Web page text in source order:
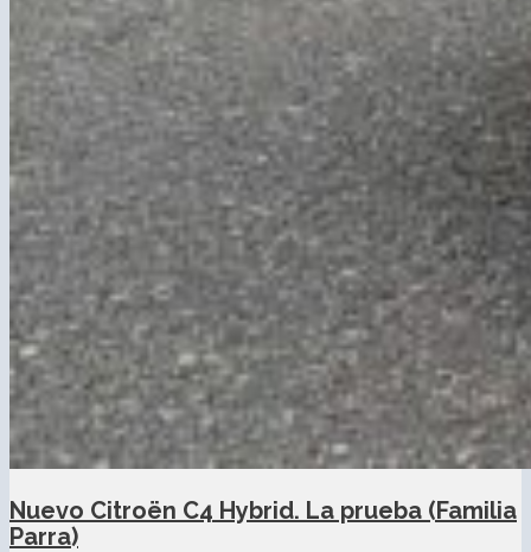
Nuevo Citroën C4 Hybrid. La prueba (Familia
Parra)